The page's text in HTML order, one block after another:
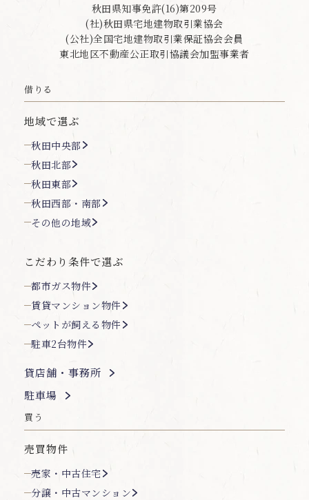
秋田県知事免許(16)第209号
(社)秋田県宅地建物取引業協会
(公社)全国宅地建物取引業保証協会会員
東北地区不動産公正取引協議会加盟事業者
借りる
地域で選ぶ
秋田中央部
秋田北部
秋田東部
秋田西部・南部
その他の地域
こだわり条件で選ぶ
都市ガス物件
賃貸マンション物件
ペットが飼える物件
駐車2台物件
貸店舗・事務所
駐車場
買う
売買物件
売家・中古住宅
分譲・中古マンション